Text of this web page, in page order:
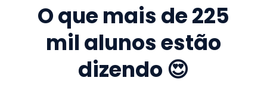
O que mais de225
mil alunos estão
dizendo 😍